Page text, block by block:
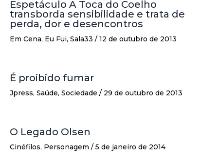
Espetáculo A Toca do Coelho
transborda sensibilidade e trata de
perda, dor e desencontros
Em Cena, Eu Fui, Sala33 / 12 de outubro de 2013
É proibido fumar
Jpress, Saúde, Sociedade / 29 de outubro de 2013
O Legado Olsen
Cinéfilos, Personagem / 5 de janeiro de 2014